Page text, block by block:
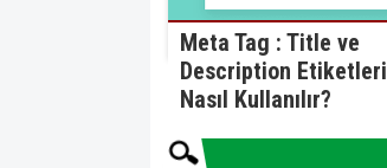
Meta Tag : Title ve
Description Etiketleri
Nasıl Kullanılır?
🔍